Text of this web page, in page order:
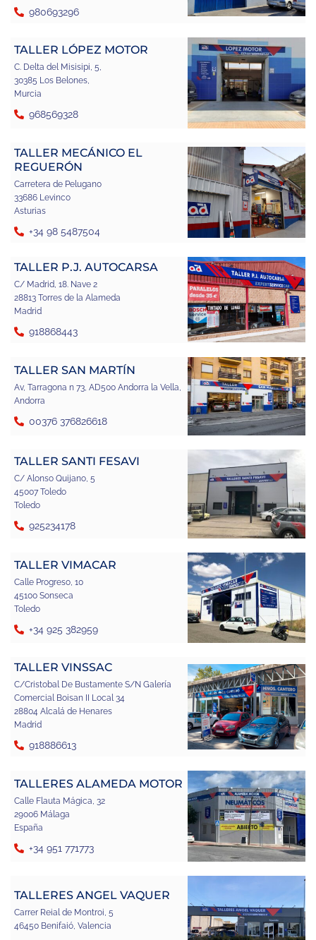
980693296
TALLER LÓPEZ MOTOR
C. Delta del Misisipi, 5,
30385 Los Belones,
Murcia
968569328
TALLER MECÁNICO EL
REGUERÓN
Carretera de Pelugano
33686 Levinco
Asturias
+34 98 5487504
TALLER P.J. AUTOCARSA
C/ Madrid, 18. Nave 2
28813 Torres de la Alameda
Madrid
918868443
TALLER SAN MARTÍN
Av, Tarragona n 73, AD500 Andorra la Vella,
Andorra
00376 376826618
TALLER SANTI FESAVI
C/ Alonso Quijano, 5
45007 Toledo
Toledo
925234178
TALLER VIMACAR
Calle Progreso, 10
45100 Sonseca
Toledo
+34 925 382959
TALLER VINSSAC
C/Cristobal De Bustamente S/N Galería
Comercial Boisan II Local 34
28804 Alcalá de Henares
Madrid
918886613
TALLERES ALAMEDA MOTOR
Calle Flauta Mágica, 32
29006 Málaga
España
+34 951 771773
TALLERES ANGEL VAQUER
Carrer Reial de Montroi, 5
46450 Benifaió, Valencia